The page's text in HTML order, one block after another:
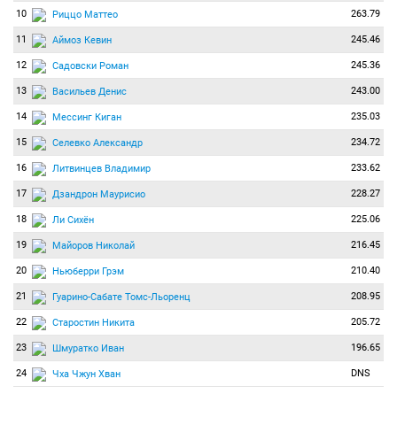
10 Риццо Маттео 263.79
11 Аймоз Кевин 245.46
12 Садовски Роман 245.36
13 Васильев Денис 243.00
14 Мессинг Киган 235.03
15 Селевко Александр 234.72
16 Литвинцев Владимир 233.62
17 Дзандрон Маурисио 228.27
18 Ли Сихён 225.06
19 Майоров Николай 216.45
20 Ньюберри Грэм 210.40
21 Гуарино-Сабате Томс-Льоренц 208.95
22 Старостин Никита 205.72
23 Шмуратко Иван 196.65
24 Чха Чжун Хван DNS